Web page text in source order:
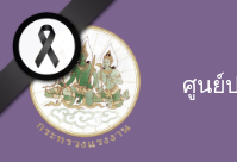
Skip to main content
ศูนย์